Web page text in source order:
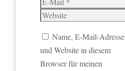
Mail
Website
Name, E-Mail-Adresse
und Website in diesem
Browser für meinen